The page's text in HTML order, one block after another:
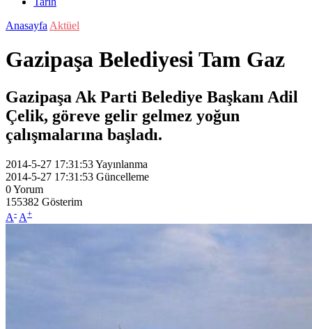
Anasayfa Aktüel
Gazipaşa Belediyesi Tam Gaz
Gazipaşa Ak Parti Belediye Başkanı Adil
Çelik, göreve gelir gelmez yoğun
çalışmalarına başladı.
2014-5-27 17:31:53Yayınlanma
2014-5-27 17:31:53 Güncelleme
0Yorum
155382 Gösterim
A- A+